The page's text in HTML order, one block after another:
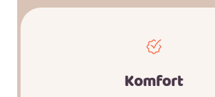
Komfort